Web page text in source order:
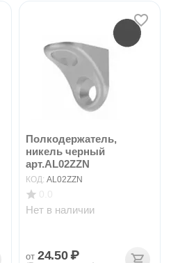
Полкодержатель,
никель черный
арт.AL02ZZN
КОД: AL02ZZN
Нет в наличии
от 24.50 ₽